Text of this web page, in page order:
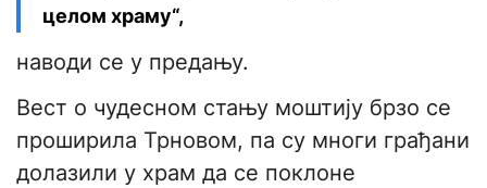
целом храму“,
наводи се у предању.
Вест о чудесном стању моштију брзо се
проширила Трновом, па су многи грађани
долазили у храм да се поклоне